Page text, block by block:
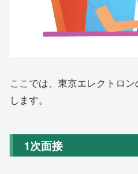
ここでは、東京エレクトロ
します。
1次面接